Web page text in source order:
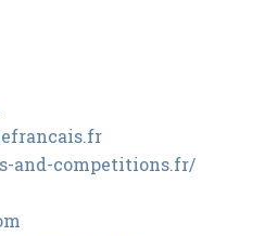
and-competitions.fr/